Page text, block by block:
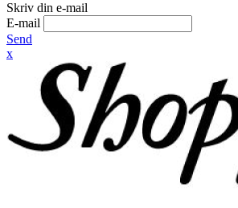
Skriv din e-mail
E-mail
Send
x